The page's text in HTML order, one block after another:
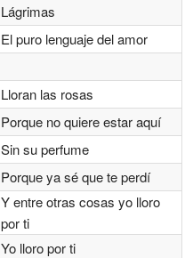
Lágrimas
El puro lenguaje del amor
Lloran las rosas
Porque no quiere estar aquí
Sin su perfume
Porque ya sé que te perdí
Y entre otras cosas yo lloro
por ti
Yo lloro por ti